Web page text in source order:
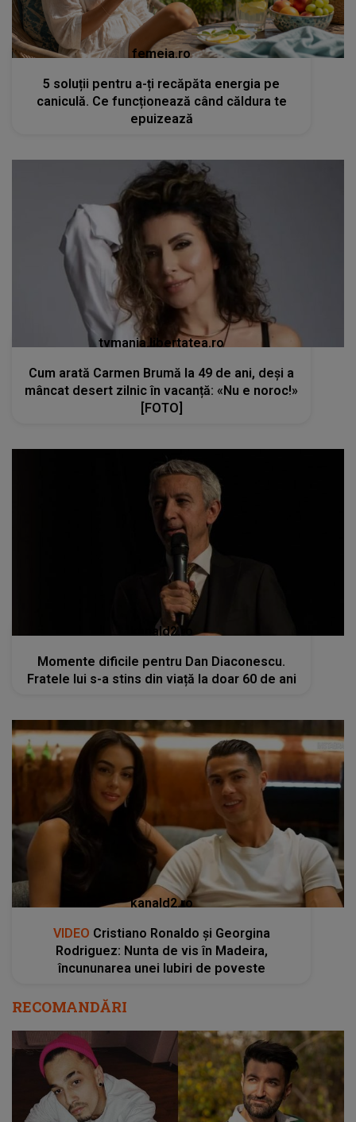
femeia.ro
5 soluții pentru a-ți recăpăta energia pe
caniculă. Ce funcționează când căldura te
epuizează
tvmania.libertatea.ro
Cum arată Carmen Brumă la 49 de ani, deși a
mâncat desert zilnic în vacanță: «Nu e noroc!»
[FOTO]
kanald2.ro
Momente dificile pentru Dan Diaconescu.
Fratele lui s-a stins din viață la doar 60 de ani
kanald2.ro
VIDEO Cristiano Ronaldo și Georgina
Rodriguez: Nunta de vis în Madeira,
încununarea unei Iubiri de poveste
RECOMANDĂRI